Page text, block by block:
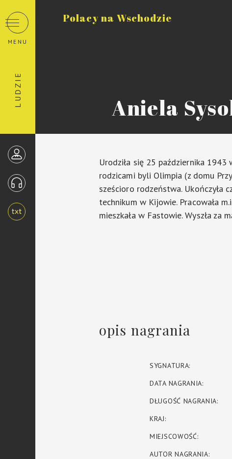
MENU
LUDZIE
Polacy na Wschodzie
Aniela
Urodziła się 25 października 1943
rodzicami byli Olimpia (z domu
sześcioro rodzeństwa. Ukończyła
technikum w Kijowie. Pracowała
mieszkała w Fastowie. Wyszła za
opis nagrania
SYGNATURA:
DATA NAGRANIA:
DŁUGOŚĆ NAGRANIA:
KRAJ:
MIEJSCOWOŚĆ:
AUTOR NAGRANIA: